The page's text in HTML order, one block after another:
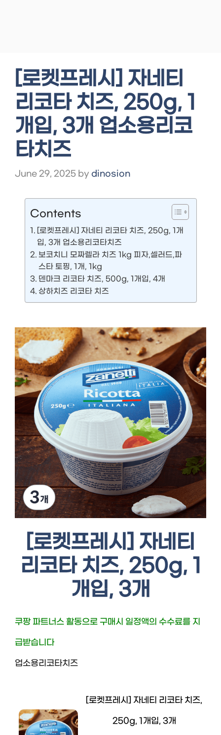
[로켓프레시] 자네티
리코타 치즈, 250g, 1
개입, 3개 업소용리코
타치즈
June 29, 2025 by dinosion
Contents
[로켓프레시] 자네티 리코타 치즈, 250g, 1개
입, 3개 업소용리코타치즈
보코치니 모짜렐라 치즈 1kg 피자,셀러드,파
스타 토핑, 1개, 1kg
덴마크 리코타 치즈, 500g, 1개입, 4개
상하치즈 리코타 치즈
[로켓프레시] 자네티
리코타 치즈, 250g, 1
개입, 3개
쿠팡 파트너스 활동으로 구매시 일정액의 수수료를 지
급받습니다
업소용리코타치즈
[로켓프레시] 자네티 리코타 치즈,
250g, 1개입, 3개